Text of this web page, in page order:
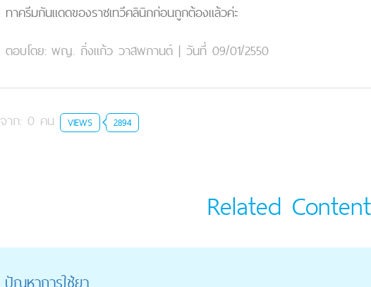
ทาครีมกันแดดของราชเทวีคลินิกก่อนถูกต้องแล้วค่ะ
ตอบโดย: พญ. กิ่งแก้ว วาสพกานต์ | วันที่ 09/01/2550
จาก: 0 คน VIEWS 2894
Related